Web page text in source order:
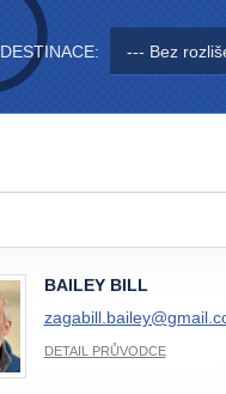
DESTINACE: --- Bez
BAILEY BILL
zagabill.bailey@
DETAIL PRŮVODCE